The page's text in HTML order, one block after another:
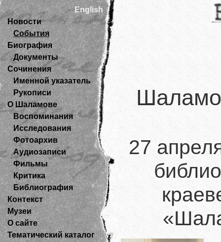
English
Новости
События
Биография
Документы
Сочинения
Именной указатель
Рукописи
О Шаламове
Воспоминания
Исследования
Фотоархив
Аудиозаписи
Фильмы
Критика
Библиография
Контекст
Музеи
О сайте
Тематический каталог
27